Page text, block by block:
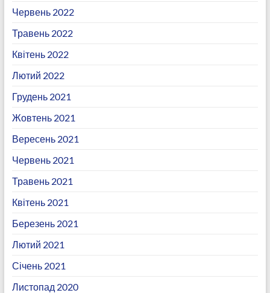
Червень 2022
Травень 2022
Квітень 2022
Лютий 2022
Грудень 2021
Жовтень 2021
Вересень 2021
Червень 2021
Травень 2021
Квітень 2021
Березень 2021
Лютий 2021
Січень 2021
Листопад 2020